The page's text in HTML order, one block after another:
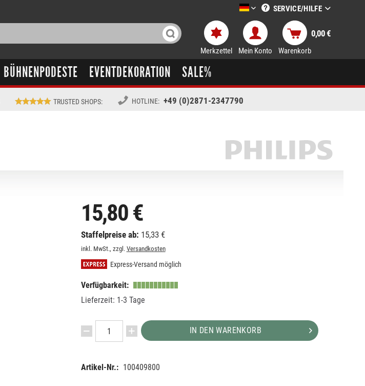
LTT-Versand deutsch
SERVICE/HILFE
Merkzettel Mein Konto Warenkorb
0,00 €
BÜHNENPODESTE EVENTDEKORATION SALE%
TRUSTED SHOPS: HOTLINE: +49 (0)2871-2347790
15,80 €
Staffelpreise ab: 15,33 €
inkl. MwSt., zzgl. Versandkosten
Express-Versand möglich
Verfügbarkeit:
Lieferzeit: 1-3 Tage
IN DEN WARENKORB
Artikel-Nr.: 100409800